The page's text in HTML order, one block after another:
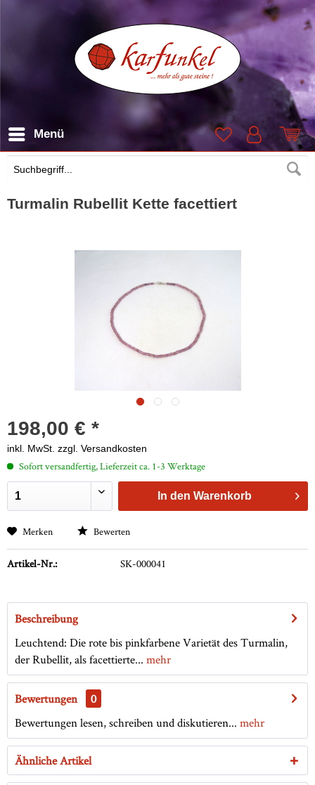
Suchen
Menü
Turmalin Rubellit Kette facettiert
198,00 € *
inkl. MwSt. zzgl. Versandkosten
Sofort versandfertig, Lieferzeit ca. 1-3 Werktage
In den Warenkorb
Merken Bewerten
Artikel-Nr.: SK-000041
Beschreibung
Leuchtend: Die rote bis pinkfarbene Varietät des Turmalin,
der Rubellit, als facettierte... mehr
Bewertungen
0
Bewertungen lesen, schreiben und diskutieren... mehr
Ähnliche Artikel